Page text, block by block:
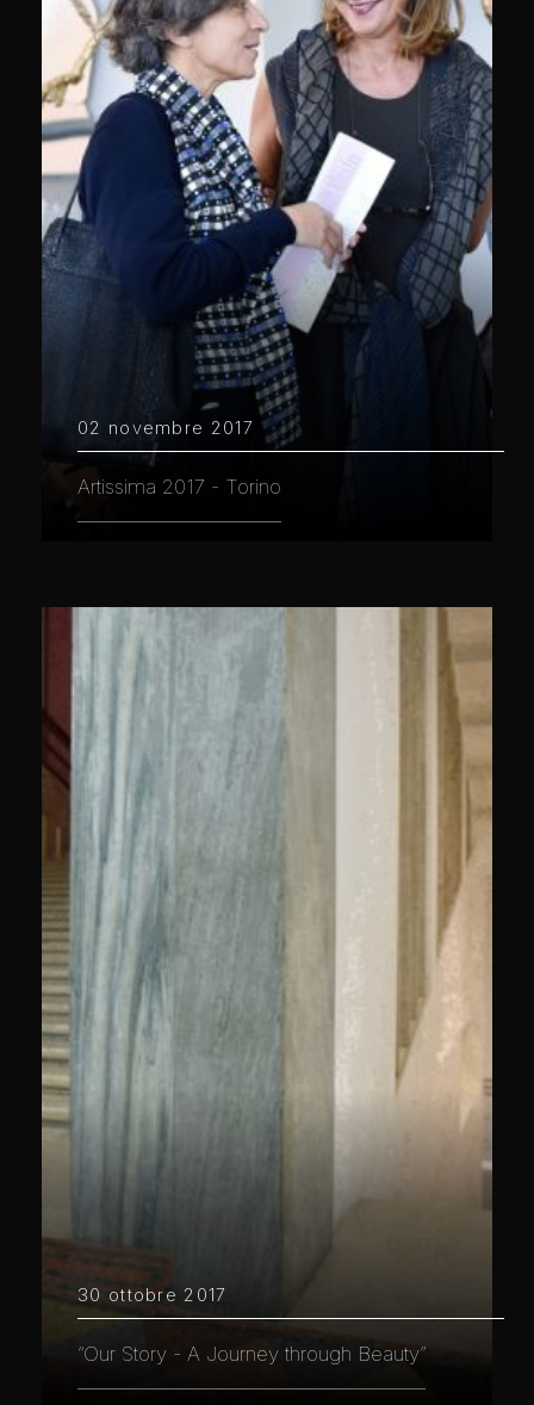
02 novembre 2017
Artissima 2017 - Torino
30 ottobre 2017
“Our Story - A Journey through Beauty”